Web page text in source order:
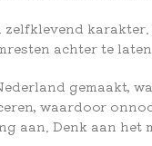
achter te
gemaakt,
waardoor
aan. Denk aan het